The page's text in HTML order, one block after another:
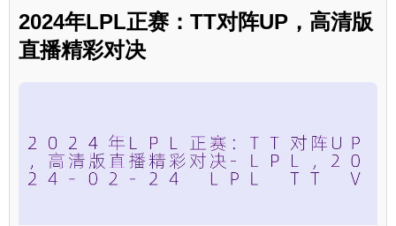
2024年LPL正赛：TT对阵UP，高清版
直播精彩对决